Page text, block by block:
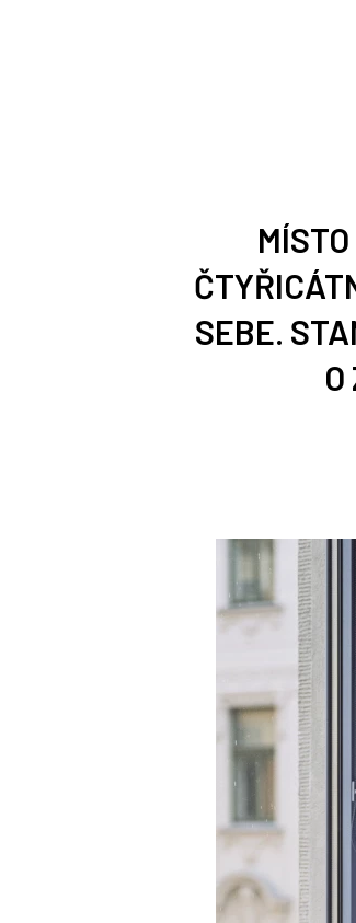
SEBE.